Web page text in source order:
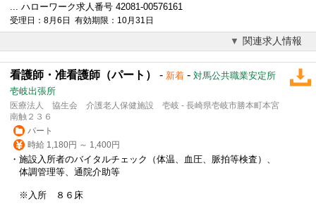
... ハローワーク求人番号 42081-00576161
受理日：8月6日 有効期限：10月31日
関連求人情報
看護師・准看護師（パート） - 新着 - 対馬公共職業安定所
壱岐出張所
医療法人 協生会 介護老人保健施設 壱岐 - 長崎県壱岐市勝本町本宮
南触２３６
パート
時給 1,180円 ～ 1,400円
・施設入所者のバイタルチェック（体温、血圧、脈拍等検査）、
体調管理等、通院介助等
※入所 ８６床